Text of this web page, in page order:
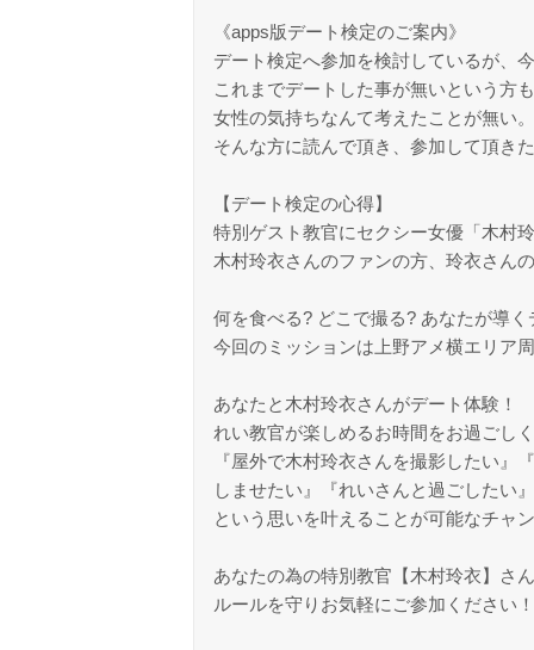
《apps版デート検定のご案内》
デート検定へ参加を検討しているが、
これまでデートした事が無いという方も
女性の気持ちなんて考えたことが無い
そんな方に読んで頂き、参加して頂き
【デート検定の心得】
特別ゲスト教官にセクシー女優「木村
木村玲衣さんのファンの方、玲衣さん
何を食べる? どこで撮る? あなたが導
今回のミッションは上野アメ横エリア
あなたと木村玲衣さんがデート体験！
れい教官が楽しめるお時間をお過ごしく
『屋外で木村玲衣さんを撮影したい
しませたい』『れいさんと過ごしたい』
という思いを叶えることが可能なチャン
あなたの為の特別教官【木村玲衣】さ
ルールを守りお気軽にご参加ください！